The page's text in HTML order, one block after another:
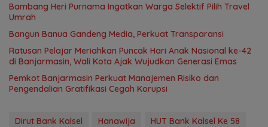
Bambang Heri Purnama Ingatkan Warga Selektif Pilih Travel
Umrah
Bangun Banua Gandeng Media, Perkuat Transparansi
Ratusan Pelajar Meriahkan Puncak Hari Anak Nasional ke-42
di Banjarmasin, Wali Kota Ajak Wujudkan Generasi Emas
Pemkot Banjarmasin Perkuat Manajemen Risiko dan
Pengendalian Gratifikasi Cegah Korupsi
Dirut Bank Kalsel Hanawija
HUT Bank Kalsel Ke 58